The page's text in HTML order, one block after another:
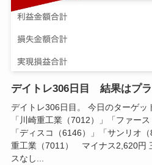
デイトレ306日目 結果はプ
デイトレ306日目。 今日のターゲッ
「川崎重工業（7012）」「ファー
「ディスコ（6146）」「サンリオ
重工業（7011） マイナス2,620円
スなし...